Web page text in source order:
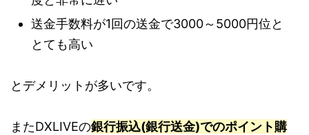
送金手数料が1回の送金で3000～5000円位と
とても高い
とデメリットが多いです。
またDXLIVEの銀行振込(銀行送金)でのポイント購